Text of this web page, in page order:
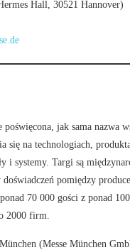
Hall, 30521 Hannover)
jak sama nazwa
się na technologiach,
i systemy. Targi są
pomiędzy
70 000 gości z ponad
2000 firm.
(Messe München